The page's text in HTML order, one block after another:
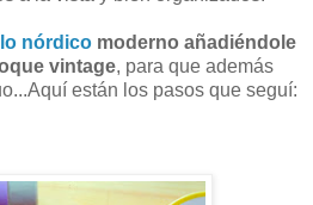
nórdico moderno añadiéndole
vintage, para que además
están los pasos que seguí: